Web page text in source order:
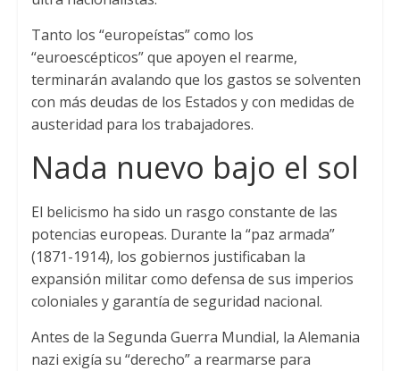
Tanto los “europeístas” como los
“euroescépticos” que apoyen el rearme,
terminarán avalando que los gastos se solventen
con más deudas de los Estados y con medidas de
austeridad para los trabajadores.
Nada nuevo bajo el sol
El belicismo ha sido un rasgo constante de las
potencias europeas. Durante la “paz armada”
(1871-1914), los gobiernos justificaban la
expansión militar como defensa de sus imperios
coloniales y garantía de seguridad nacional.
Antes de la Segunda Guerra Mundial, la Alemania
nazi exigía su “derecho” a rearmarse para